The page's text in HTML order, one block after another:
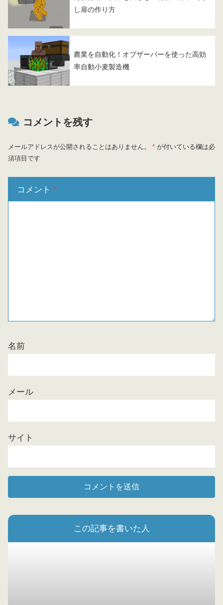
し扉の作り方
農業を自動化！オブザーバーを使った高効
率自動小麦製造機
コメントを残す
メールアドレスが公開されることはありません。 * が付いている欄は必
須項目です
コメント *
名前
メール
サイト
この記事を書いた人